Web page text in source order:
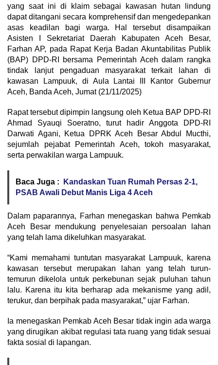
yang saat ini di klaim sebagai kawasan hutan lindung
dapat ditangani secara komprehensif dan mengedepankan
asas keadilan bagi warga. Hal tersebut disampaikan
Asisten I Sekretariat Daerah Kabupaten Aceh Besar,
Farhan AP, pada Rapat Kerja Badan Akuntabilitas Publik
(BAP) DPD-RI bersama Pemerintah Aceh dalam rangka
tindak lanjut pengaduan masyarakat terkait lahan di
kawasan Lampuuk, di Aula Lantai III Kantor Gubernur
Aceh, Banda Aceh, Jumat (21/11/2025)
Rapat tersebut dipimpin langsung oleh Ketua BAP DPD-RI
Ahmad Syauqi Soeratno, turut hadir Anggota DPD-RI
Darwati Agani, Ketua DPRK Aceh Besar Abdul Mucthi,
sejumlah pejabat Pemerintah Aceh, tokoh masyarakat,
serta perwakilan warga Lampuuk.
Baca Juga :
Kandaskan Tuan Rumah Persas 2-1,
PSAB Awali Debut Manis Liga 4 Aceh
Dalam paparannya, Farhan menegaskan bahwa Pemkab
Aceh Besar mendukung penyelesaian persoalan lahan
yang telah lama dikeluhkan masyarakat.
“Kami memahami tuntutan masyarakat Lampuuk, karena
kawasan tersebut merupakan lahan yang telah turun-
temurun dikelola untuk perkebunan sejak puluhan tahun
lalu. Karena itu kita berharap ada mekanisme yang adil,
terukur, dan berpihak pada masyarakat,” ujar Farhan.
Ia menegaskan Pemkab Aceh Besar tidak ingin ada warga
yang dirugikan akibat regulasi tata ruang yang tidak sesuai
fakta sosial di lapangan.